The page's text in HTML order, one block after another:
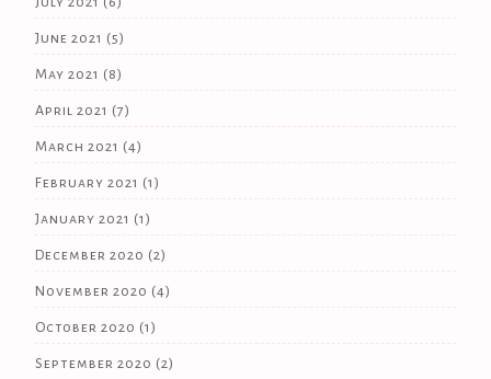
June 2021 (5)
May 2021 (8)
April 2021 (7)
March 2021 (4)
February 2021 (1)
January 2021 (1)
December 2020 (2)
November 2020 (4)
October 2020 (1)
September 2020 (2)